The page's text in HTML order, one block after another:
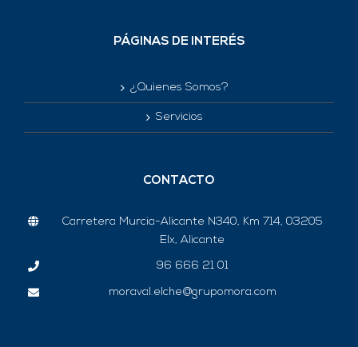
PÁGINAS DE INTERÉS
¿Quienes Somos?
Servicios
CONTACTO
Carretera Murcia-Alicante N340, Km 714, 03205
Elx, Alicante
96 666 21 01
moraval.elche@grupomora.com